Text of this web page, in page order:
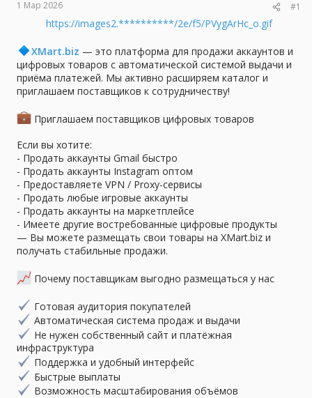
ы
а
1 Мар 2026 #1
https://images2.**********/2e/f5/PVygArHc_o.gif
XMart.biz — это платформа для продажи аккаунтов и
цифровых товаров с автоматической системой выдачи и
приёма платежей. Мы активно расширяем каталог и
приглашаем поставщиков к сотрудничеству!
Приглашаем поставщиков цифровых товаров
Если вы хотите:
- Продать аккаунты Gmail быстро
- Продать аккаунты Instagram оптом
- Предоставляете VPN / Proxy-сервисы
- Продать любые игровые аккаунты
- Продать аккаунты на маркетплейсе
- Имеете другие востребованные цифровые продукты
— Вы можете размещать свои товары на XMart.biz и
получать стабильные продажи.
Почему поставщикам выгодно размещаться у нас
Готовая аудитория покупателей
Автоматическая система продаж и выдачи
Не нужен собственный сайт и платёжная
инфраструктура
Поддержка и удобный интерфейс
Быстрые выплаты
Возможность масштабирования объёмов